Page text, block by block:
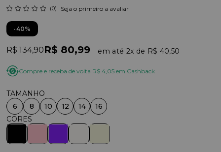
(0) Seja o primeiro a avaliar
40%
R$ 134,90R$ 80,99 2x R$ 40,50
Compre e receba de volta R$ 4,05 em Cashback
6 8 10 12 14 16